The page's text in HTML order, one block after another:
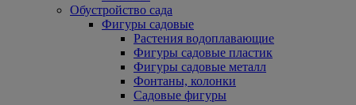
Обустройство сада
Фигуры садовые
Растения водоплавающие
Фигуры садовые пластик
Фигуры садовые металл
Фонтаны, колонки
Садовые фигуры